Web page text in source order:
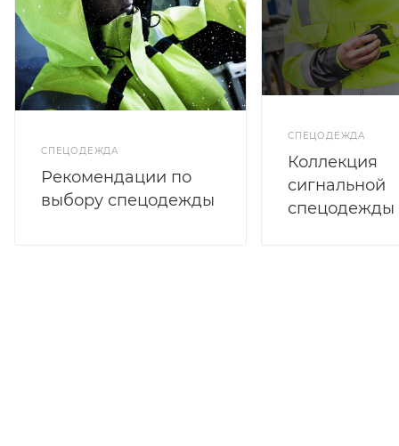
СПЕЦОДЕЖДА
Рекомендации по
выбору спецодежды
СПЕЦОДЕЖДА
Коллекция
сигнальной
спецодежды